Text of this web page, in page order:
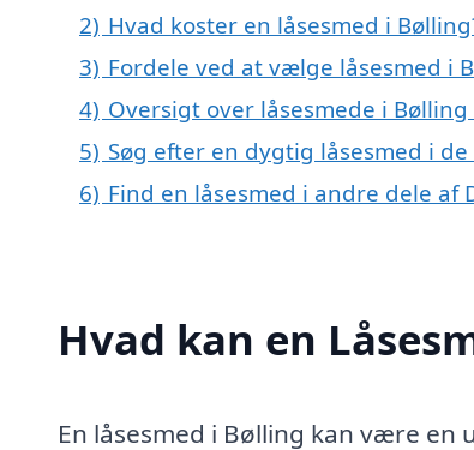
2) Hvad koster en låsesmed i
3) Fordele ved at vælge låsesmed i
4) Oversigt over låsesmede i
5) Søg efter en dygtig låsesmed i
6) Find en låsesmed i andre dele af
Hvad kan en
En låsesmed i Bølling kan være